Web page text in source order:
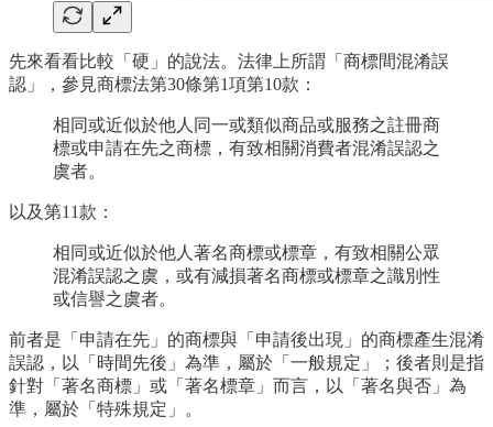
先來看看比較「硬」的說法。法律上所謂「商標間混淆誤
認」，參見商標法第30條第1項第10款：
相同或近似於他人同一或類似商品或服務之註冊商
標或申請在先之商標，有致相關消費者混淆誤認之
虞者。
以及第11款：
相同或近似於他人著名商標或標章，有致相關公眾
混淆誤認之虞，或有減損著名商標或標章之識別性
或信譽之虞者。
前者是「申請在先」的商標與「申請後出現」的商標產生混淆
誤認，以「時間先後」為準，屬於「一般規定」；後者則是指
針對「著名商標」或「著名標章」而言，以「著名與否」為
準，屬於「特殊規定」。